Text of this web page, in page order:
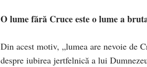
O lume fără Cruce este o lume a
Din acest motiv, „lumea are nevoie de
despre iubirea jertfelnică a lui